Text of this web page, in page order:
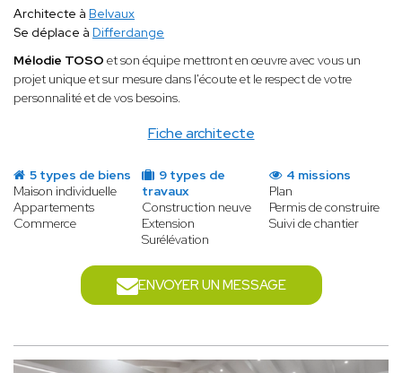
Fiche architecte
Architecte à Belvaux
Se déplace à Differdange
Mélodie TOSO et son équipe mettront en œuvre avec vous un
projet unique et sur mesure dans l'écoute et le respect de votre
personnalité et de vos besoins.
5 types de biens
Maison individuelle
Appartements
Commerce
9 types de
travaux
Construction neuve
Extension
Surélévation
4 missions
Plan
Permis de construire
Suivi de chantier
ENVOYER UN MESSAGE